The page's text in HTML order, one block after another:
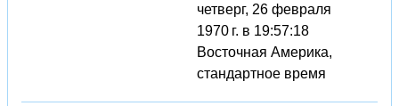
четверг, 26 февраля
1970 г. в 19:57:18
Восточная Америка,
стандартное время